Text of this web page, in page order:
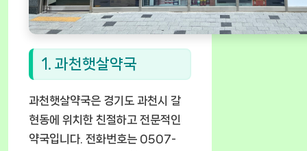
1. 과천햇살약국
과천햇살약국은 경기도 과천시 갈
현동에 위치한 친절하고 전문적인
약국입니다. 전화번호는 0507-